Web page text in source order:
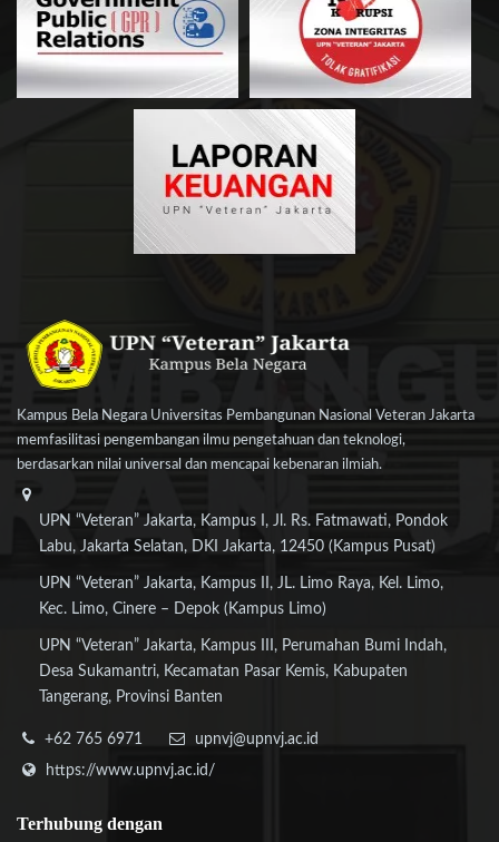
Kampus Bela Negara Universitas Pembangunan Nasional Veteran Jakarta
memfasilitasi pengembangan ilmu pengetahuan dan teknologi,
berdasarkan nilai universal dan mencapai kebenaran ilmiah.
UPN “Veteran” Jakarta, Kampus I, Jl. Rs. Fatmawati, Pondok
Labu, Jakarta Selatan, DKI Jakarta, 12450 (Kampus Pusat)
UPN “Veteran” Jakarta, Kampus II, JL. Limo Raya, Kel. Limo,
Kec. Limo, Cinere – Depok (Kampus Limo)
UPN “Veteran” Jakarta, Kampus III, Perumahan Bumi Indah,
Desa Sukamantri, Kecamatan Pasar Kemis, Kabupaten
Tangerang, Provinsi Banten
+62 765 6971
upnvj@upnvj.ac.id
https://www.upnvj.ac.id/
Terhubung dengan